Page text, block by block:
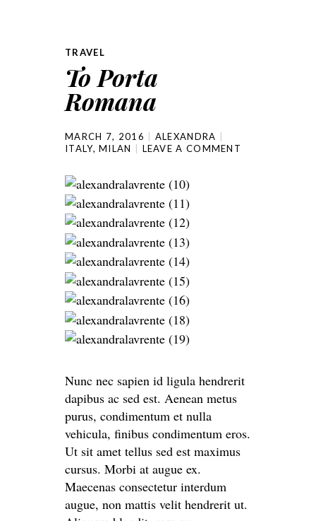
TRAVEL
To Porta
Romana
MARCH 7, 2016
ALEXANDRA
ITALY,MILAN LEAVE A COMMENT
Nunc nec sapien id ligula hendrerit
dapibus ac sed est. Aenean metus
purus, condimentum et nulla
vehicula, finibus condimentum eros.
Ut sit amet tellus sed est maximus
cursus. Morbi at augue ex.
Maecenas consectetur interdum
augue, non mattis velit hendrerit ut.